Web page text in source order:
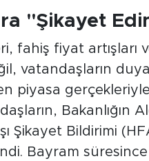
"Şikayet
fahiş fiyat
vatandaşların
piyasa
Bakanlığın
Şikayet Bildirimi
Bayram